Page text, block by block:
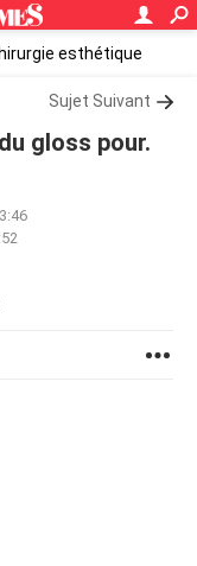
esthétique
Sujet Suivant
gloss pour.